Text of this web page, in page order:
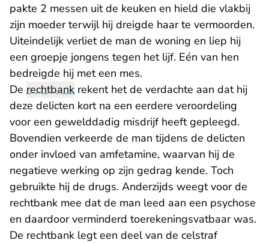
pakte 2 messen uit de keuken en hield die vlakbij
zijn moeder terwijl hij dreigde haar te vermoorden.
Uiteindelijk verliet de man de woning en liep hij
een groepje jongens tegen het lijf. Eén van hen
bedreigde hij met een mes.
De rechtbank rekent het de verdachte aan dat hij
deze delicten kort na een eerdere veroordeling
voor een gewelddadig misdrijf heeft gepleegd.
Bovendien verkeerde de man tijdens de delicten
onder invloed van amfetamine, waarvan hij de
negatieve werking op zijn gedrag kende. Toch
gebruikte hij de drugs. Anderzijds weegt voor de
rechtbank mee dat de man leed aan een psychose
en daardoor verminderd toerekeningsvatbaar was.
De rechtbank legt een deel van de celstraf